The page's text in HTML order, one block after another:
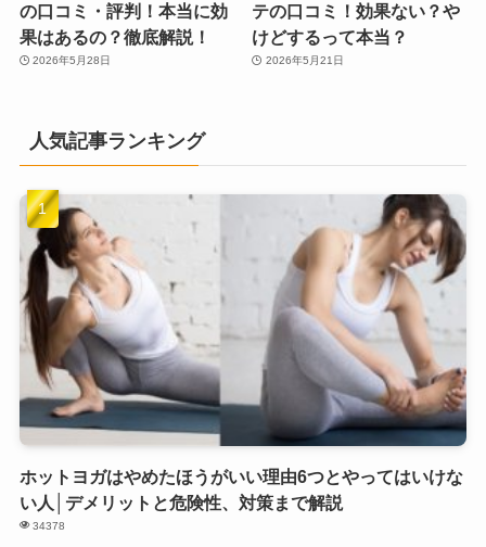
の口コミ・評判！本当に効
果はあるの？徹底解説！
2026年5月28日
テの口コミ！効果ない？や
けどするって本当？
2026年5月21日
人気記事ランキング
ホットヨガはやめたほうがいい理由6つとやってはいけな
い人│デメリットと危険性、対策まで解説
34378